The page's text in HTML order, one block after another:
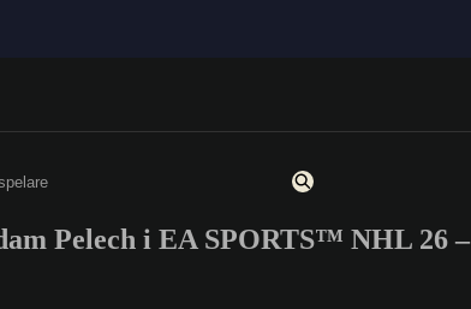
minst 3 tecken eller siffror
Pelech i EA SPORTS™ NHL 26 –